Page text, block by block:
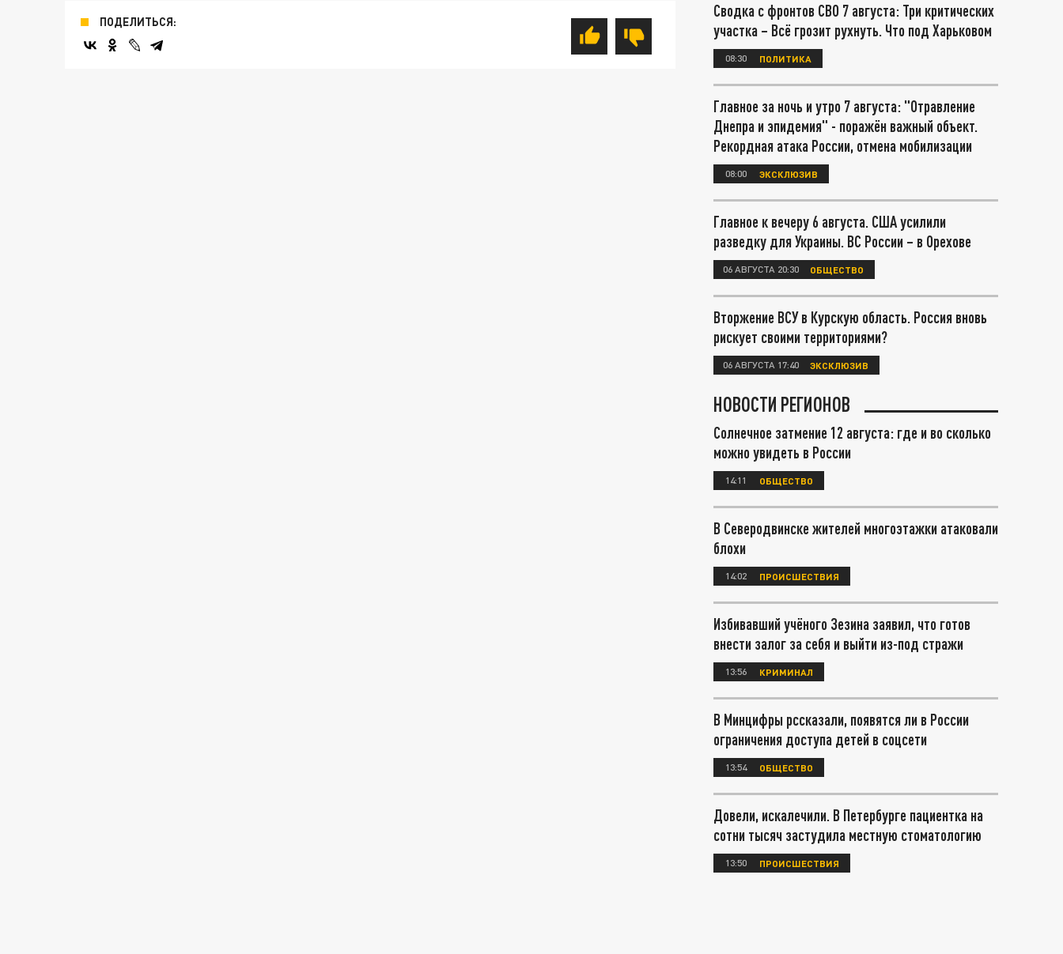
ПОДЕЛИТЬСЯ:
Сводка с фронтов СВО 7 августа: Три критических
участка – Всё грозит рухнуть. Что под Харьковом
08:30 ПОЛИТИКА
Главное за ночь и утро 7 августа: "Отравление
Днепра и эпидемия" - поражён важный объект.
Рекордная атака России, отмена мобилизации
08:00 ЭКСКЛЮЗИВ
Главное к вечеру 6 августа. США усилили
разведку для Украины. ВС России – в Орехове
06 АВГУСТА 20:30 ОБЩЕСТВО
Вторжение ВСУ в Курскую область. Россия вновь
рискует своими территориями?
06 АВГУСТА 17:40 ЭКСКЛЮЗИВ
НОВОСТИ РЕГИОНОВ
Солнечное затмение 12 августа: где и во сколько
можно увидеть в России
14:11 ОБЩЕСТВО
В Северодвинске жителей многоэтажки атаковали
блохи
14:02 ПРОИСШЕСТВИЯ
Избивавший учёного Зезина заявил, что готов
внести залог за себя и выйти из-под стражи
13:56 КРИМИНАЛ
В Минцифры рссказали, появятся ли в России
ограничения доступа детей в соцсети
13:54 ОБЩЕСТВО
Довели, искалечили. В Петербурге пациентка на
сотни тысяч застудила местную стоматологию
13:50 ПРОИСШЕСТВИЯ